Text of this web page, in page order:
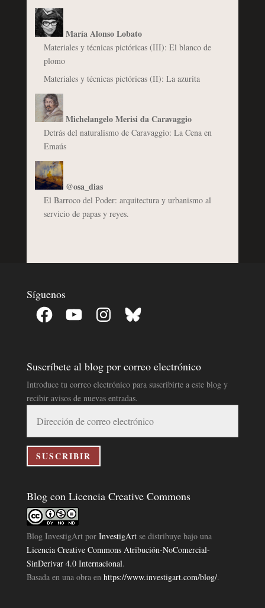
María Alonso Lobato
Materiales y técnicas pictóricas (III): El blanco de
plomo
Materiales y técnicas pictóricas (II): La azurita
Michelangelo Merisi da Caravaggio
Detrás del naturalismo de Caravaggio: La Cena en
Emaús
@osa_dias
El Barroco del Poder: arquitectura y urbanismo al
servicio de papas y reyes.
Síguenos
Facebook YouTube InstagramBluesky
Suscríbete al blog por correo electrónico
Introduce tu correo electrónico para suscribirte a este blog y
recibir avisos de nuevas entradas.
correo
electrónico
SUSCRIBIR
Blog con Licencia Creative Commons
Blog InvestigArtpor InvestigArtse distribuye bajo una
Licencia Creative Commons Atribución-NoComercial-
SinDerivar 4.0 Internacional.
Basada en una obra en https://www.investigart.com/blog/.